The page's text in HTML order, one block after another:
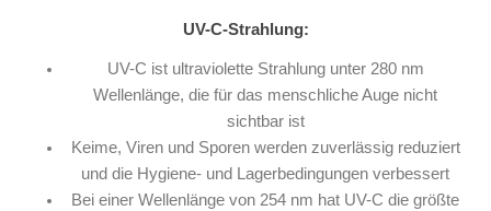
UV-C-Strahlung:
UV-C ist ultraviolette Strahlung unter 280 nm
Wellenlänge, die für das menschliche Auge nicht
sichtbar ist
Keime, Viren und Sporen werden zuverlässig reduziert
und die Hygiene- und Lagerbedingungen verbessert
Bei einer Wellenlänge von 254 nm hat UV-C die größte